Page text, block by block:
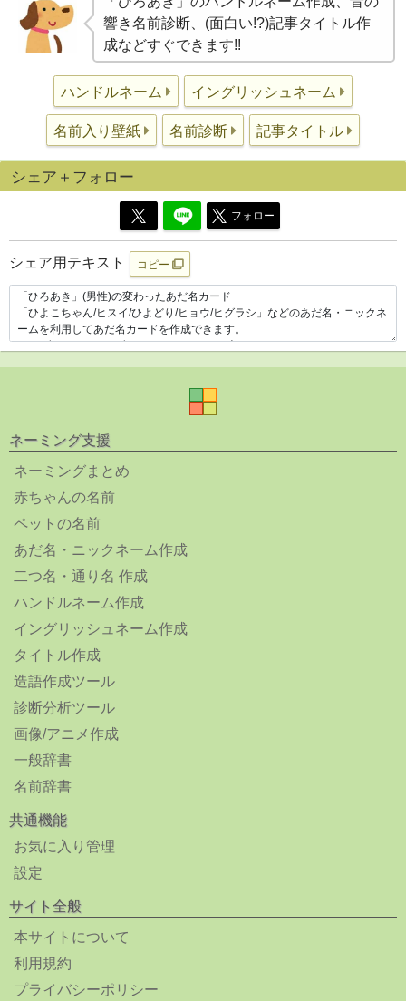
響き名前診断、(面白い!?)記事タイトル作
成などすぐできます!!
ハンドルネーム イングリッシュネーム
名前入り壁紙 名前診断 記事タイトル
シェア＋フォロー
フォロー
シェア用テキスト コピー
ネーミング支援
ネーミングまとめ
赤ちゃんの名前
ペットの名前
あだ名・ニックネーム作成
二つ名・通り名 作成
ハンドルネーム作成
イングリッシュネーム作成
タイトル作成
造語作成ツール
診断分析ツール
画像/アニメ作成
一般辞書
名前辞書
共通機能
お気に入り管理
設定
サイト全般
本サイトについて
利用規約
プライバシーポリシー